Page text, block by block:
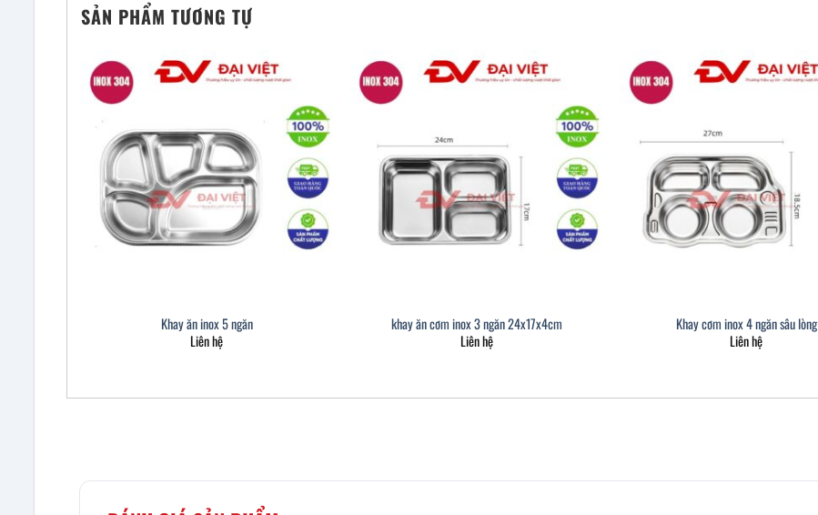
SẢN PHẨM TƯƠNG TỰ
Khay ăn inox 5 ngăn
Liên hệ
khay ăn cơm inox 3 ngăn 24x17x4cm
Liên hệ
Khay cơm inox 4 ngăn sâu lòng
Liên hệ